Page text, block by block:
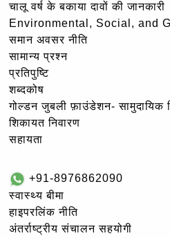
चालू वर्ष के बकाया दावों की जानकारी
Environmental, Social, and
समान अवसर नीति
सामान्य प्रश्न
प्रतिपुष्टि
शब्दकोष
गोल्‍डन जुबली फ़ाउंडेशन- सामुदायिक
शिकायत निवारण
सहायता
+91-8976862090
स्वास्थ्य बीमा
हाइपरलिंक नीति
अंतर्राष्ट्रीय संचालन सहयोगी